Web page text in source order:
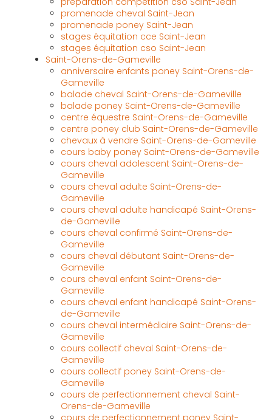
promenade cheval Saint-Jean
promenade poney Saint-Jean
stages équitation cce Saint-Jean
stages équitation cso Saint-Jean
Saint-Orens-de-Gameville
anniversaire enfants poney Saint-Orens-de-
Gameville
balade cheval Saint-Orens-de-Gameville
balade poney Saint-Orens-de-Gameville
centre équestre Saint-Orens-de-Gameville
centre poney club Saint-Orens-de-Gameville
chevaux à vendre Saint-Orens-de-Gameville
cours baby poney Saint-Orens-de-Gameville
cours cheval adolescent Saint-Orens-de-
Gameville
cours cheval adulte Saint-Orens-de-
Gameville
cours cheval adulte handicapé Saint-Orens-
de-Gameville
cours cheval confirmé Saint-Orens-de-
Gameville
cours cheval débutant Saint-Orens-de-
Gameville
cours cheval enfant Saint-Orens-de-
Gameville
cours cheval enfant handicapé Saint-Orens-
de-Gameville
cours cheval intermédiaire Saint-Orens-de-
Gameville
cours collectif cheval Saint-Orens-de-
Gameville
cours collectif poney Saint-Orens-de-
Gameville
cours de perfectionnement cheval Saint-
Orens-de-Gameville
cours de perfectionnement poney Saint-